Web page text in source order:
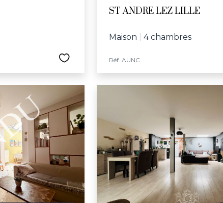
ST ANDRE LEZ LILLE
Maison 4 chambres
Réf. AUNC